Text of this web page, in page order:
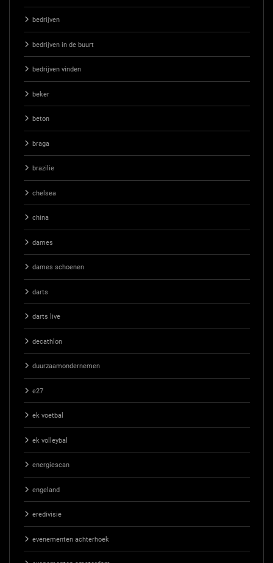
bedrijven
bedrijven in de buurt
bedrijven vinden
beker
beton
braga
brazilie
chelsea
china
dames
dames schoenen
darts
darts live
decathlon
duurzaamondernemen
e27
ek voetbal
ek volleybal
energiescan
engeland
eredivisie
evenementen achterhoek